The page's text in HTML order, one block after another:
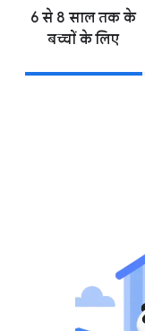
6 से 8 साल तक के
बच्चों के लिए